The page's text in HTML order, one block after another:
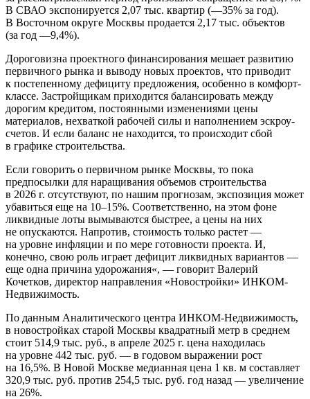
В СВАО экспонируется 2,07 тыс. квартир (—35% за год).
В Восточном округе Москвы продается 2,17 тыс. объектов
(за год —9,4%).
Дороговизна проектного финансирования мешает развитию
первичного рынка и выводу новых проектов, что приводит
к постепенному дефициту предложения, особенно в комфорт-
классе. Застройщикам приходится балансировать между
дорогим кредитом, постоянными изменениями цены
материалов, нехваткой рабочей силы и наполнением эскроу-
счетов. И если баланс не находится, то происходит сбой
в графике строительства.
Если говорить о первичном рынке Москвы, то пока
предпосылки для наращивания объемов строительства
в 2026 г. отсутствуют, по нашим прогнозам, экспозиция может
убавиться еще на 10–15%. Соответственно, на этом фоне
ликвидные лоты вымываются быстрее, а цены на них
не опускаются. Напротив, стоимость только растет —
на уровне инфляции и по мере готовности проекта. И,
конечно, свою роль играет дефицит ликвидных вариантов —
еще одна причина удорожания«, — говорит Валерий
Кочетков, директор направления «Новостройки» ИНКОМ-
Недвижимость.
По данным Аналитического центра ИНКОМ-Недвижимость,
в новостройках старой Москвы квадратный метр в среднем
стоит 514,9 тыс. руб., в апреле 2025 г. цена находилась
на уровне 442 тыс. руб. — в годовом выражении рост
на 16,5%. В Новой Москве медианная цена 1 кв. м составляет
320,9 тыс. руб. против 254,5 тыс. руб. год назад — увеличение
на 26%.